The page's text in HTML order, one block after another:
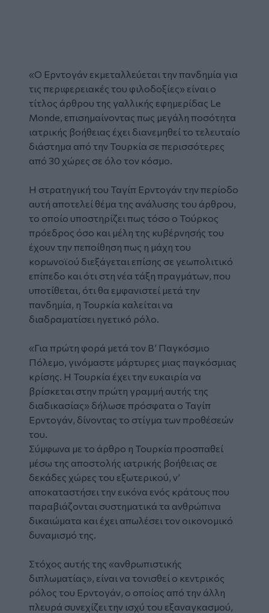
«Ο Ερντογάν εκμεταλλεύεται την πανδημία για
τις περιφερειακές του φιλοδοξίες» είναι ο
τίτλος άρθρου της γαλλικής εφημερίδας Le
Monde, επισημαίνοντας πως μεγάλη ποσότητα
ιατρικής βοήθειας έχει διανεμηθεί το τελευταίο
διάστημα από την Τουρκία σε περισσότερες
από 30 χώρες σε όλο τον κόσμο.
Η στρατηγική του Ταγίπ Ερντογάν την περίοδο
αυτή αποτελεί θέμα της ανάλυσης του άρθρου,
το οποίο υποστηρίζει πως τόσο ο Τούρκος
πρόεδρος όσο και μέλη της κυβέρνησής του
έχουν την πεποίθηση πως η μάχη του
κορωνοϊού διεξάγεται επίσης σε γεωπολιτικό
επίπεδο και ότι στη νέα τάξη πραγμάτων, που
υποτίθεται, ότι θα εμφανιστεί μετά την
πανδημία, η Τουρκία καλείται να
διαδραματίσει ηγετικό ρόλο.
«Για πρώτη φορά μετά τον Β’ Παγκόσμιο
Πόλεμο, γινόμαστε μάρτυρες μιας παγκόσμιας
κρίσης. Η Τουρκία έχει την ευκαιρία να
βρίσκεται στην πρώτη γραμμή αυτής της
διαδικασίας» δήλωσε πρόσφατα ο Ταγίπ
Ερντογάν, δίνοντας το στίγμα των προθέσεών
του.
Σύμφωνα με το άρθρο η Τουρκία προσπαθεί
μέσω της αποστολής ιατρικής βοήθειας σε
δεκάδες χώρες του εξωτερικού, ν’
αποκαταστήσει την εικόνα ενός κράτους που
παραβιάζονται συστηματικά τα ανθρώπινα
δικαιώματα και έχει απωλέσει τον οικονομικό
δυναμισμό της.
Στόχος αυτής της «ανθρωπιστικής
διπλωματίας», είναι να τονισθεί ο κεντρικός
ρόλος του Ερντογάν, ο οποίος από την άλλη
πλευρά συνεχίζει την ισχύ του εξαναγκασμού,